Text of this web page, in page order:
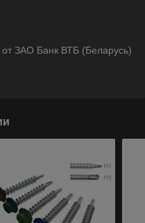
ЗАО Банк ВТБ (Беларусь)